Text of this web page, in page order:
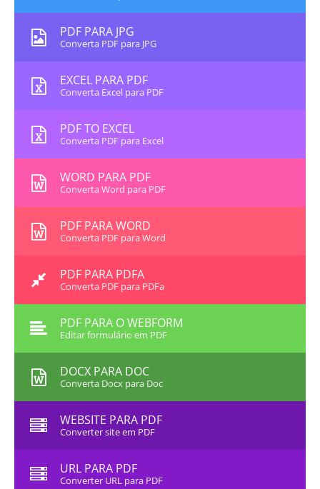
PDF PARA JPG
Converta PDF para JPG
EXCEL PARA PDF
Converta Excel para PDF
PDF TO EXCEL
Converta PDF para Excel
WORD PARA PDF
Converta Word para PDF
PDF PARA WORD
Converta PDF para Word
PDF PARA PDFA
Converta PDF para PDFa
PDF PARA O WEBFORM
Editar formulário em PDF
DOCX PARA DOC
Converta Docx para Doc
WEBSITE PARA PDF
Converter site em PDF
URL PARA PDF
Converter URL para PDF